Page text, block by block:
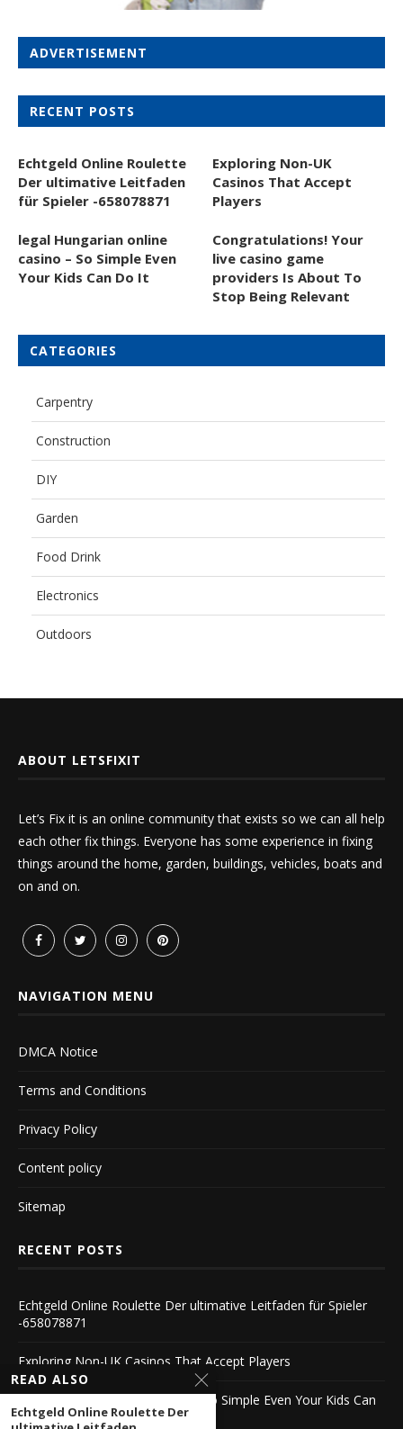
ADVERTISEMENT
RECENT POSTS
Echtgeld Online Roulette
Der ultimative Leitfaden
für Spieler -658078871
Exploring Non-UK
Casinos That Accept
Players
legal Hungarian online
casino – So Simple Even
Your Kids Can Do It
Congratulations! Your
live casino game
providers Is About To
Stop Being Relevant
CATEGORIES
Carpentry
Construction
DIY
Garden
Food Drink
Electronics
Outdoors
ABOUT LETSFIXIT
Let’s Fix it is an online community that exists so we can all help
each other fix things. Everyone has some experience in fixing
things around the home, garden, buildings, vehicles, boats and
on and on.
NAVIGATION MENU
DMCA Notice
Terms and Conditions
Privacy Policy
Content policy
Sitemap
RECENT POSTS
Echtgeld Online Roulette Der ultimative Leitfaden für Spieler
-658078871
Exploring Non-UK Casinos That Accept Players
legal Hungarian online casino – So Simple Even Your Kids Can
Do It
READ ALSO
Echtgeld Online Roulette Der